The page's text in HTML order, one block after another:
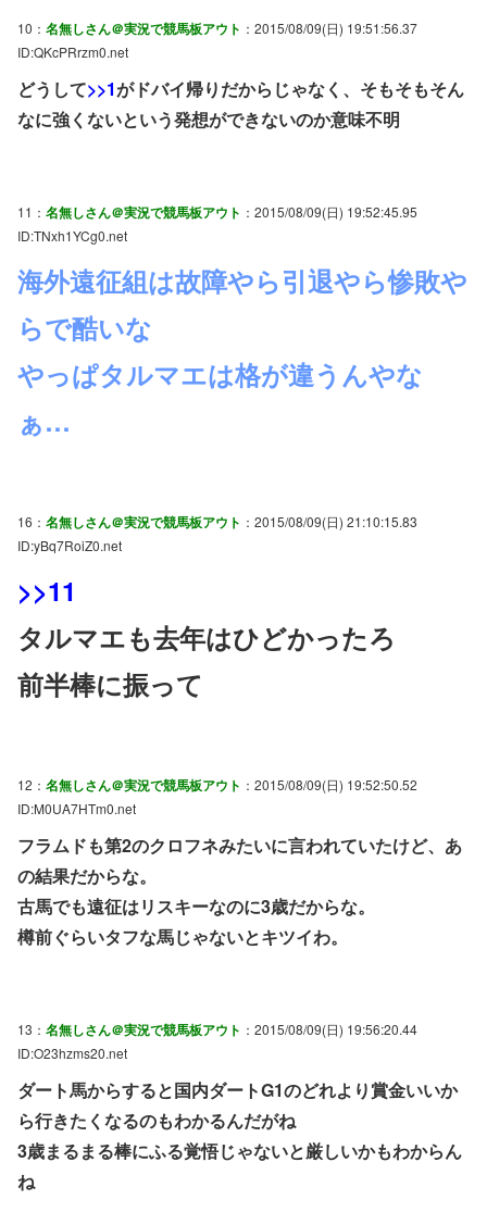
10： 名無しさん＠実況で競馬板アウト ：2015/08/09(日) 19:51:56.37
ID:QKcPRrzm0.net
どうして>>1がドバイ帰りだからじゃなく、そもそもそん
なに強くないという発想ができないのか意味不明
11： 名無しさん＠実況で競馬板アウト ：2015/08/09(日) 19:52:45.95
ID:TNxh1YCg0.net
海外遠征組は故障やら引退やら惨敗や
らで酷いな
やっぱタルマエは格が違うんやな
ぁ…
16： 名無しさん＠実況で競馬板アウト ：2015/08/09(日) 21:10:15.83
ID:yBq7RoiZ0.net
>>11
タルマエも去年はひどかったろ
前半棒に振って
12： 名無しさん＠実況で競馬板アウト ：2015/08/09(日) 19:52:50.52
ID:M0UA7HTm0.net
フラムドも第2のクロフネみたいに言われていたけど、あ
の結果だからな。
古馬でも遠征はリスキーなのに3歳だからな。
樽前ぐらいタフな馬じゃないとキツイわ。
13： 名無しさん＠実況で競馬板アウト ：2015/08/09(日) 19:56:20.44
ID:O23hzms20.net
ダート馬からすると国内ダートG1のどれより賞金いいか
ら行きたくなるのもわかるんだがね
3歳まるまる棒にふる覚悟じゃないと厳しいかもわからん
ね